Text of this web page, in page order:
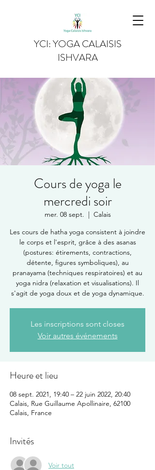
YCI: YOGA CALAISIS
ISHVARA
Cours de yoga le
mercredi soir
mer. 08 sept.
  |
Calais
Les cours de hatha yoga consistent à joindre
le corps et l'esprit, grâce à des asanas
(postures: étirements, contractions,
détente, figures symboliques), au
pranayama (techniques respiratoires) et au
yoga nidra (relaxation et visualisations). Il
s'agit de yoga doux et de yoga dynamique.
Les inscriptions sont closes
Voir autres événements
Heure et lieu
08 sept. 2021, 19:40 – 22 juin 2022, 20:40
Calais, Rue Guillaume Apollinaire, 62100
Calais, France
Invités
Voir tout